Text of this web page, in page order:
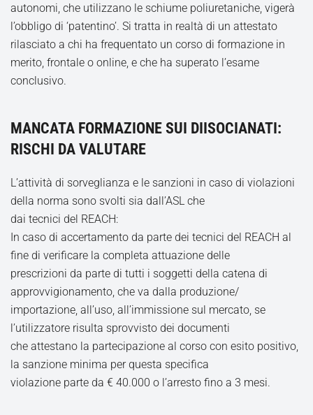
autonomi, che utilizzano le schiume poliuretaniche, vigerà
l’obbligo di ‘patentino’. Si tratta in realtà di un attestato
rilasciato a chi ha frequentato un corso di formazione in
merito, frontale o online, e che ha superato l’esame
conclusivo.
MANCATA FORMAZIONE SUI DIISOCIANATI:
RISCHI DA VALUTARE
L’attività di sorveglianza e le sanzioni in caso di violazioni
della norma sono svolti sia dall’ASL che
dai tecnici del REACH:
In caso di accertamento da parte dei tecnici del REACH al
fine di verificare la completa attuazione delle
prescrizioni da parte di tutti i soggetti della catena di
approvvigionamento, che va dalla produzione/
importazione, all’uso, all’immissione sul mercato, se
l’utilizzatore risulta sprovvisto dei documenti
che attestano la partecipazione al corso con esito positivo,
la sanzione minima per questa specifica
violazione parte da € 40.000 o l’arresto fino a 3 mesi.